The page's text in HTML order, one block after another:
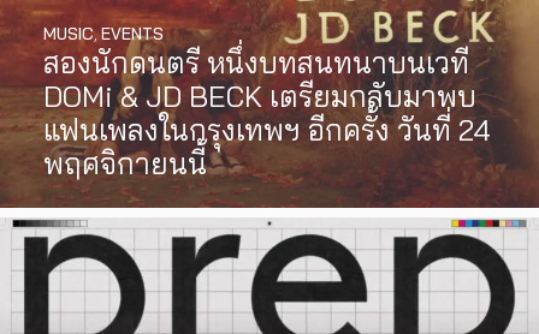
สองนักดนตรี หนึ่งบทสนทนาบนเวที
DOMi & JD BECK เตรียมกลับมาพบ
แฟนเพลงในกรุงเทพฯ อีกครั้ง วันที่ 24
พฤศจิกายนนี้
MUSIC,EVENTS